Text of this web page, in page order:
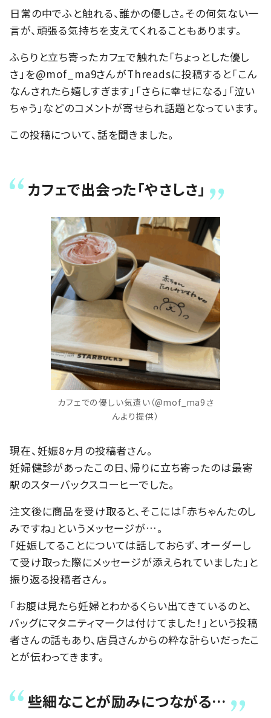
日常の中でふと触れる、誰かの優しさ。その何気ない一
言が、頑張る気持ちを支えてくれることもあります。
ふらりと立ち寄ったカフェで触れた「ちょっとした優し
さ」を@mof_ma9さんがThreadsに投稿すると「こん
なんされたら嬉しすぎます」「さらに幸せになる」「泣い
ちゃう」などのコメントが寄せられ話題となっています。
この投稿について、話を聞きました。
カフェで出会った「やさしさ」
カフェでの優しい気遣い（@mof_ma9さ
んより提供）
現在、妊娠8ヶ月の投稿者さん。
妊婦健診があったこの日、帰りに立ち寄ったのは最寄
駅のスターバックスコーヒーでした。
注文後に商品を受け取ると、そこには「赤ちゃんたのし
みですね」というメッセージが…。
「妊娠してることについては話しておらず、オーダーし
て受け取った際にメッセージが添えられていました」と
振り返る投稿者さん。
「お腹は見たら妊婦とわかるくらい出てきているのと、
バッグにマタニティマークは付けてました！」という投稿
者さんの話もあり、店員さんからの粋な計らいだったこ
とが伝わってきます。
些細なことが励みにつながる…